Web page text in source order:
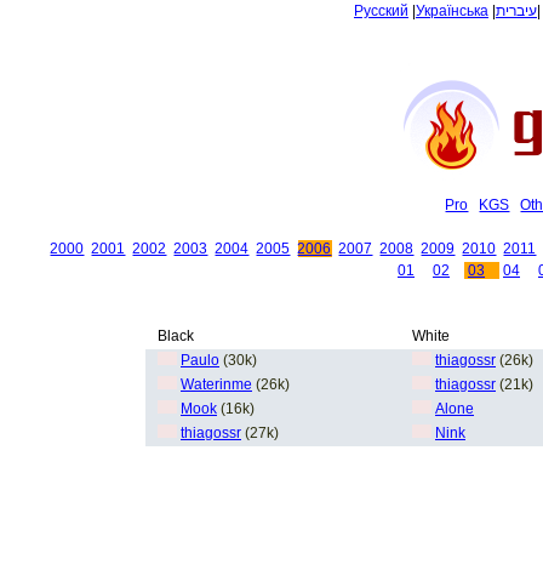
Русский Українська עיברית
Pro KGS
2000 2001 2002 2003 2004 2005 2006 2007 2008 2009 2010 2011
01
02 03 04
Black
White
Paulo (30k) thiagossr (26k)
Waterinme (26k) thiagossr (21k)
Mook (16k)
Alone
thiagossr (27k) Nink